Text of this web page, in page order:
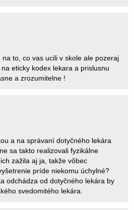
na to, co vas ucili v skole ale pozeraj
eticky kodex lekara a prislusnu
a zrozumitelne !
a na správaní dotyčného lekára
sa takto realizovali fyzikálne
zažila aj ja, takže vôbec
príde niekomu úchylné?
odchádza od dotyčného lekára by
svedomitého lekára.